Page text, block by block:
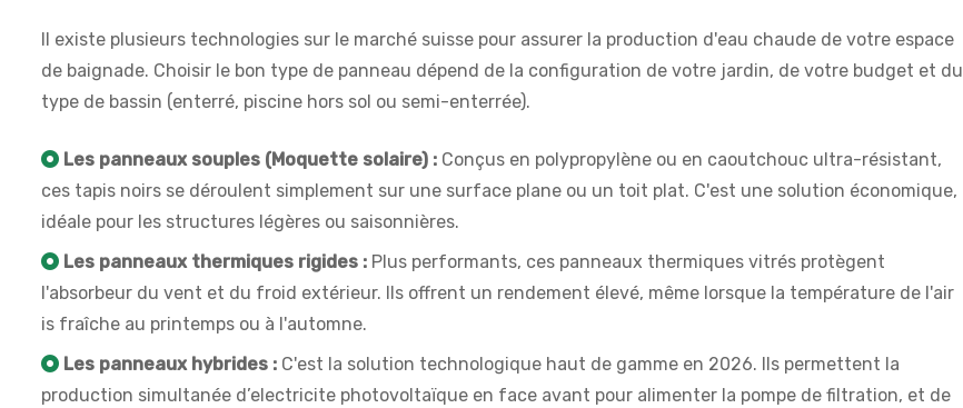
Il existe plusieurs technologies sur le marché suisse pour assurer la production d'eau chaude de votre espace
de baignade. Choisir le bon type de panneau dépend de la configuration de votre jardin, de votre budget et du
type de bassin (enterré, piscine hors sol ou semi-enterrée).
Les panneaux souples (Moquette solaire) : Conçus en polypropylène ou en caoutchouc ultra-résistant,
ces tapis noirs se déroulent simplement sur une surface plane ou un toit plat. C'est une solution économique,
idéale pour les structures légères ou saisonnières.
Les panneaux thermiques rigides : Plus performants, ces panneaux thermiques vitrés protègent
l'absorbeur du vent et du froid extérieur. Ils offrent un rendement élevé, même lorsque la température de l'air
is fraîche au printemps ou à l'automne.
Les panneaux hybrides : C'est la solution technologique haut de gamme en 2026. Ils permettent la
production simultanée d’electricite photovoltaïque en face avant pour alimenter la pompe de filtration, et de